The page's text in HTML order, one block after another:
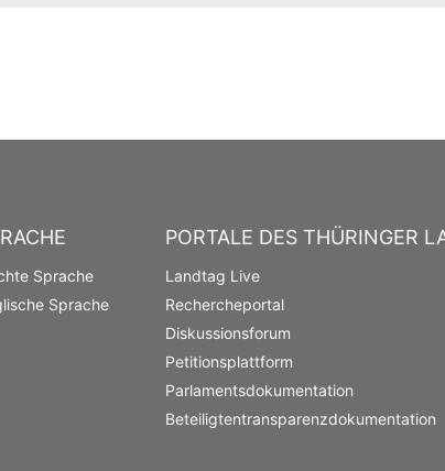
Sprache
Sprache
PORTALE DES THÜRINGER
Landtag Live
Rechercheportal
Diskussionsforum
Petitionsplattform
Parlamentsdokumentation
Beteiligtentransparenzdokumentation